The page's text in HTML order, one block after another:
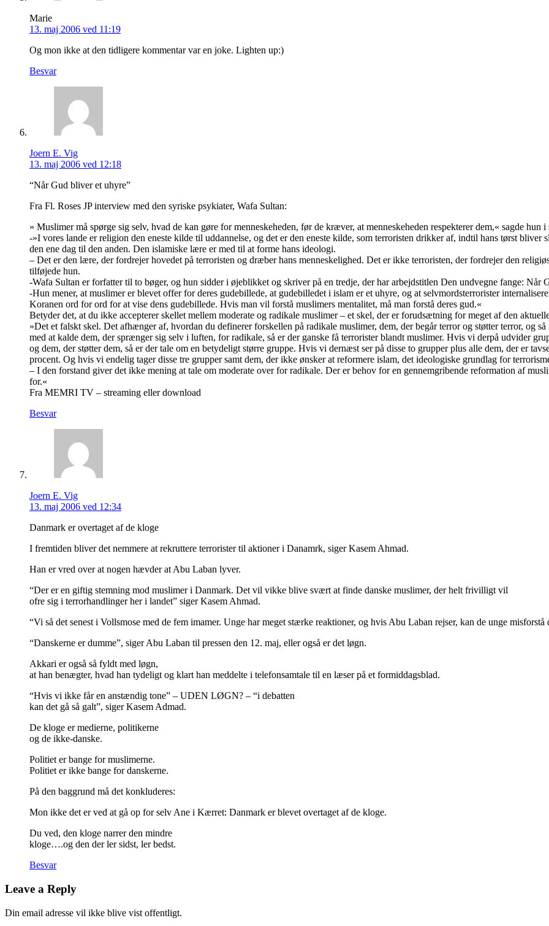
Marie
13. maj 2006 ved 11:19
Og mon ikke at den tidligere kommentar var en joke. Lighten up:)
Besvar
Joern E. Vig
13. maj 2006 ved 12:18
“Når Gud bliver et uhyre”
Fra Fl. Roses JP interview med den syriske psykiater, Wafa Sultan:
» Muslimer må spørge sig selv, hvad de kan gøre for menneskeheden, før de kræver, at menneskeheden respekterer dem,« sagde hun
-»I vores lande er religion den eneste kilde til uddannelse, og det er den eneste kilde, som terroristen drikker af, indtil hans tørst
den ene dag til den anden. Den islamiske lære er med til at forme hans ideologi.
– Det er den lære, der fordrejer hovedet på terroristen og dræber hans menneskelighed. Det er ikke terroristen, der fordrejer den
tilføjede hun.
-Wafa Sultan er forfatter til to bøger, og hun sidder i øjeblikket og skriver på en tredje, der har arbejdstitlen Den undvegne fange: Når
-Hun mener, at muslimer er blevet offer for deres gudebillede, at gudebilledet i islam er et uhyre, og at selvmordsterrorister
Koranen ord for ord for at vise dens gudebillede. Hvis man vil forstå muslimers mentalitet, må man forstå deres gud.«
Betyder det, at du ikke accepterer skellet mellem moderate og radikale muslimer – et skel, der er forudsætning for meget af den
»Det et falskt skel. Det afhænger af, hvordan du definerer forskellen på radikale muslimer, dem, der begår terror og støtter terror, og
med at kalde dem, der sprænger sig selv i luften, for radikale, så er der ganske få terrorister blandt muslimer. Hvis vi derpå udvider
og dem, der støtter dem, så er der tale om en betydeligt større gruppe. Hvis vi dernæst ser på disse to grupper plus alle dem, der er
procent. Og hvis vi endelig tager disse tre grupper samt dem, der ikke ønsker at reformere islam, det ideologiske grundlag for
– I den forstand giver det ikke mening at tale om moderate over for radikale. Der er behov for en gennemgribende reformation af
for.«
Fra MEMRI TV – streaming eller download
Besvar
Joern E. Vig
13. maj 2006 ved 12:34
Danmark er overtaget af de kloge
I fremtiden bliver det nemmere at rekruttere terrorister til aktioner i Danamrk, siger Kasem Ahmad.
Han er vred over at nogen hævder at Abu Laban lyver.
“Der er en giftig stemning mod muslimer i Danmark. Det vil vikke blive svært at finde danske muslimer, der helt frivilligt vil
ofre sig i terrorhandlinger her i landet” siger Kasem Ahmad.
“Vi så det senest i Vollsmose med de fem imamer. Unge har meget stærke reaktioner, og hvis Abu Laban rejser, kan de unge misforstå
“Danskerne er dumme”, siger Abu Laban til pressen den 12. maj, eller også er det løgn.
Akkari er også så fyldt med løgn,
at han benægter, hvad han tydeligt og klart han meddelte i telefonsamtale til en læser på et formiddagsblad.
“Hvis vi ikke får en anstændig tone” – UDEN LØGN? – “i debatten
kan det gå så galt”, siger Kasem Admad.
De kloge er medierne, politikerne
og de ikke-danske.
Politiet er bange for muslimerne.
Politiet er ikke bange for danskerne.
På den baggrund må det konkluderes:
Mon ikke det er ved at gå op for selv Ane i Kærret: Danmark er blevet overtaget af de kloge.
Du ved, den kloge narrer den mindre
kloge….og den der ler sidst, ler bedst.
Besvar
Leave a Reply
Din email adresse vil ikke blive vist offentligt.